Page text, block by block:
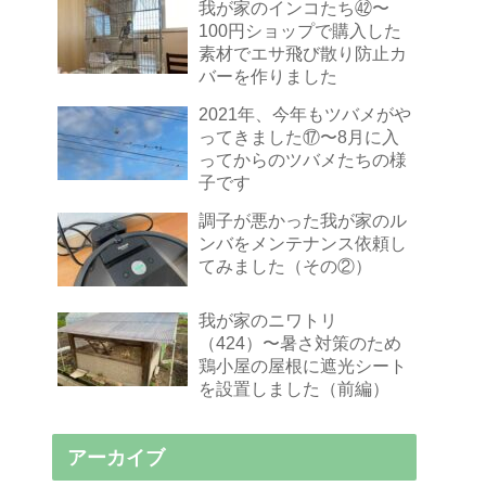
我が家のインコたち㊷〜
100円ショップで購入した
素材でエサ飛び散り防止カ
バーを作りました
2021年、今年もツバメがや
ってきました⑰〜8月に入
ってからのツバメたちの様
子です
調子が悪かった我が家のル
ンバをメンテナンス依頼し
てみました（その②）
我が家のニワトリ
（424）〜暑さ対策のため
鶏小屋の屋根に遮光シート
を設置しました（前編）
アーカイブ